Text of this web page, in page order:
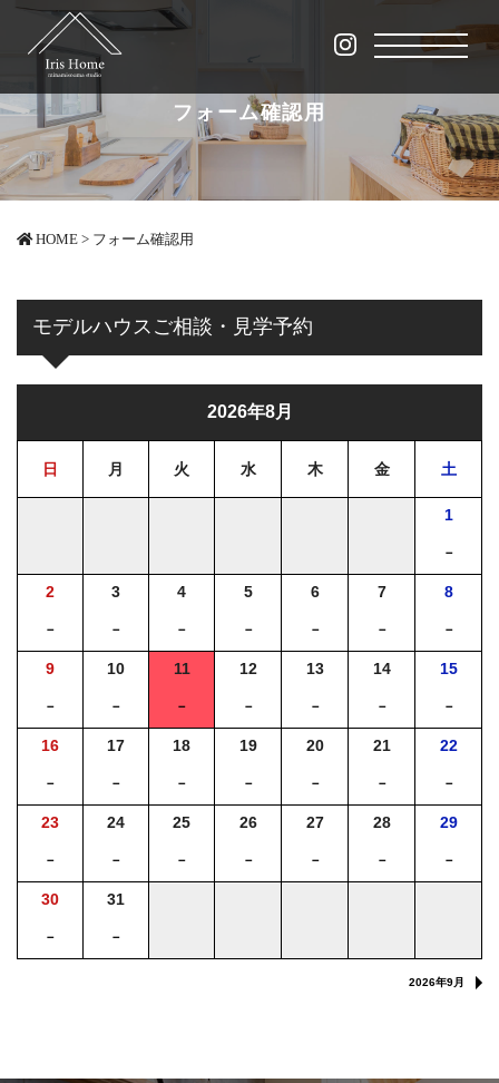
フォーム確認用
HOME > フォーム確認用
モデルハウスご相談・見学予約
2026年8月
日 月 火 水 木 金 土
1
－
2
－
3
－
4
－
5
－
6
－
7
－
8
－
9
－
10
－
11
－
12
－
13
－
14
－
15
－
16
－
17
－
18
－
19
－
20
－
21
－
22
－
23
－
24
－
25
－
26
－
27
－
28
－
29
－
30
－
31
－
2026年9月